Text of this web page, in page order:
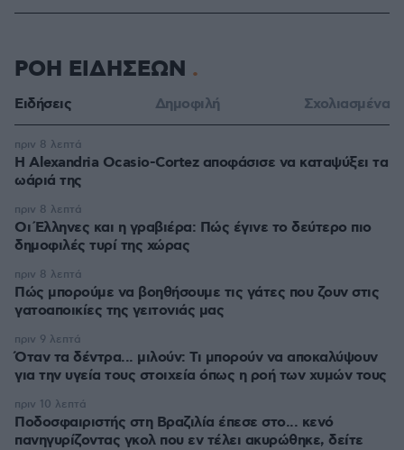
ΡΟΗ ΕΙΔΗΣΕΩΝ
Ειδήσεις Δημοφιλή Σχολιασμένα
Η Alexandria Ocasio-Cortez αποφάσισε να καταψύξει τα
ωάριά της
πριν 8 λεπτά
Οι Έλληνες και η γραβιέρα: Πώς έγινε το δεύτερο πιο
δημοφιλές τυρί της χώρας
πριν 8 λεπτά
Πώς μπορούμε να βοηθήσουμε τις γάτες που ζουν στις
γατοαποικίες της γειτονιάς μας
πριν 8 λεπτά
Όταν τα δέντρα... μιλούν: Τι μπορούν να αποκαλύψουν
για την υγεία τους στοιχεία όπως η ροή των χυμών τους
πριν 9 λεπτά
Ποδοσφαιριστής στη Βραζιλία έπεσε στο... κενό
πανηγυρίζοντας γκολ που εν τέλει ακυρώθηκε, δείτε
πριν 10 λεπτά